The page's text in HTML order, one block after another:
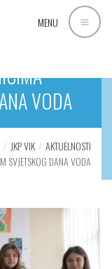
MENU
VODA
JKP VIK
AKTUELNOSTI
SVJETSKOG DANA VODA